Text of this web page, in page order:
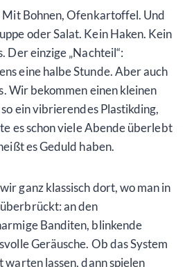
Mit Bohnen, Ofenkartoffel. Und
oder Salat. Kein Haken. Kein
Der einzige „Nachteil“:
eine halbe Stunde. Aber auch
Wir bekommen einen kleinen
ein vibrierendes Plastikding,
es schon viele Abende überlebt
es Geduld haben.
ganz klassisch dort, wo man in
an den
Banditen, blinkende
Geräusche. Ob das System
lassen, dann spielen